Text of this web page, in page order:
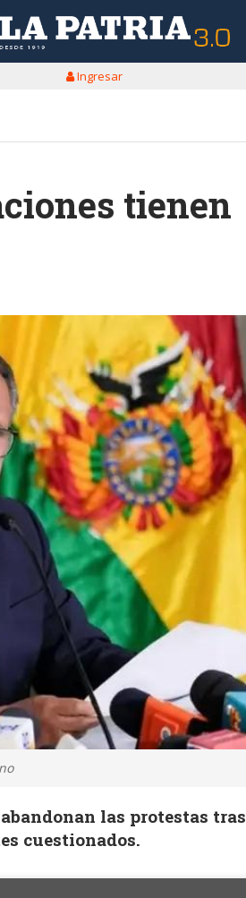
Ingresar
tienen
las protestas tras
cuestionados.